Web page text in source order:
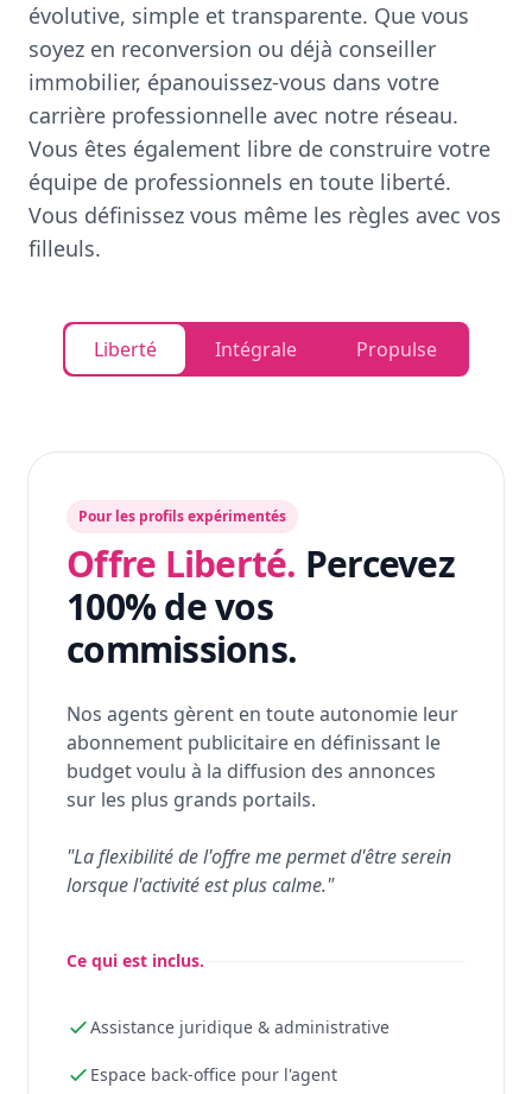
évolutive, simple et transparente. Que vous
soyez en reconversion ou déjà conseiller
immobilier, épanouissez-vous dans votre
carrière professionnelle avec notre réseau.
Vous êtes également libre de construire votre
équipe de professionnels en toute liberté.
Vous définissez vous même les règles avec vos
filleuls.
Liberté Intégrale Propulse
Pour les profils expérimentés
Offre Liberté. Percevez
100% de vos
commissions.
Nos agents gèrent en toute autonomie leur
abonnement publicitaire en définissant le
budget voulu à la diffusion des annonces
sur les plus grands portails.
"La flexibilité de l'offre me permet d'être serein
lorsque l'activité est plus calme."
Ce qui est inclus.
Assistance juridique & administrative
Espace back-office pour l'agent